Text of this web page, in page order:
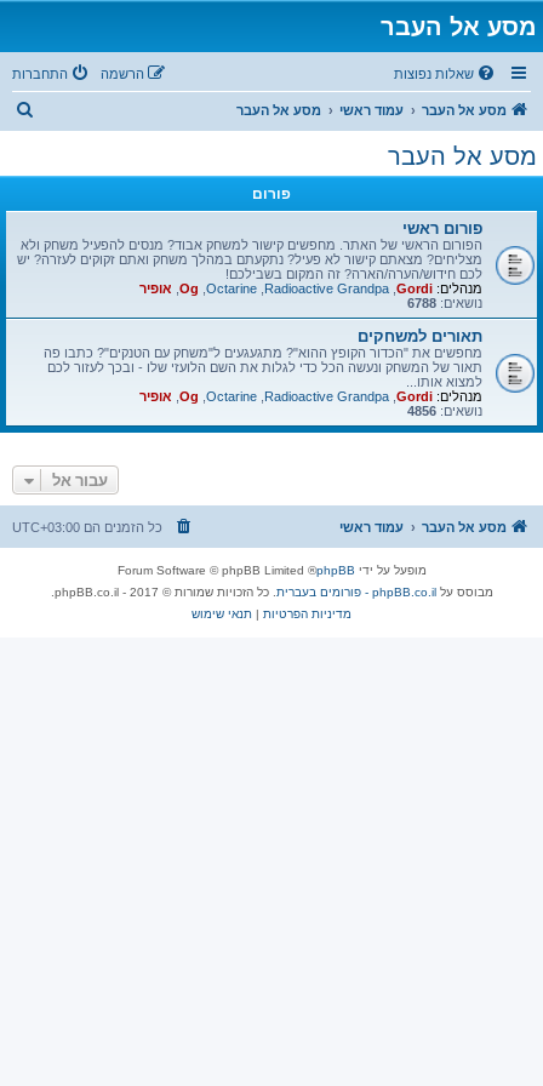
מסע אל העבר
שאלות נפוצות התחברות הרשמה
מסע אל העבר עמוד ראשי מסע אל העבר
מסע אל העבר
פורום
פורום ראשי
הפורום הראשי של האתר. מחפשים קישור למשחק אבוד? מנסים להפעיל משחק ולא
מצליחים? מצאתם קישור לא פעיל? נתקעתם במהלך משחק ואתם זקוקים לעזרה? יש
לכם חידוש/הערה/הארה? זה המקום בשבילכם!
מנהלים: Gordi
Radioactive Grandpa
Octarine
Og אופיר
נושאים: 6788
תאורים למשחקים
מחפשים את "הכדור הקופץ ההוא"? מתגעגעים ל"משחק עם הטנקים"? כתבו פה
תאור של המשחק ונעשה הכל כדי לגלות את השם הלועזי שלו - ובכך לעזור לכם
למצוא אותו...
מנהלים: Gordi
Radioactive Grandpa
Octarine
Og אופיר
נושאים: 4856
עבור אל
מסע אל העבר עמוד ראשי כל הזמנים הם UTC+03:00
מופעל על ידי phpBB
® Forum Software © phpBB Limited
מבוסס עלphpBB.co.il - פורומים בעברית
. כל הזכויות שמורות © 2017 - phpBB.co.il.
מדיניות הפרטיות | תנאי שימוש